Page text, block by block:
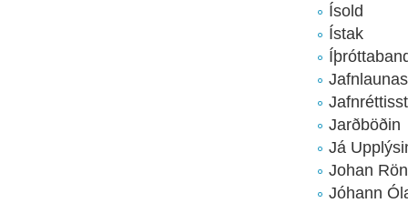
Ísold
Ístak
Jarðböðin
Já
Johan
Jóhann